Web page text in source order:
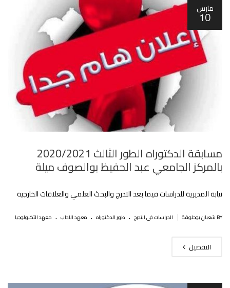
مارس
10
مسابقة الدكتوراه الطور الثالث 2020/2021
بالمركز الجامعي عبد الحفيظ بوالصوف ميلة
نيابة المديرية للدراسات فيما بعد التدرج والبحث العلمي والعلاقات الخارجية
BY شعبان بوحلوفة الدراسات في التدرج . طور الدكتوراه . معهد الآداب . معهد التكنولوجيا
التفصيل